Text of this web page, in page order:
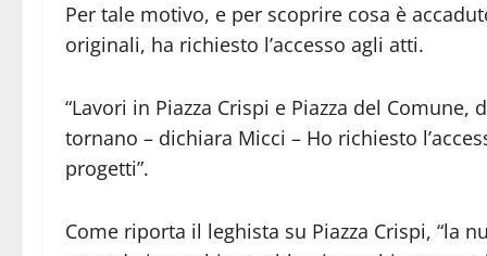
Per tale motivo, e per scoprire cosa è
originali, ha richiesto l’accesso agli atti.
“Lavori in Piazza Crispi e Piazza del
tornano – dichiara Micci – Ho richiesto
progetti”.
Come riporta il leghista su Piazza Crispi, “la